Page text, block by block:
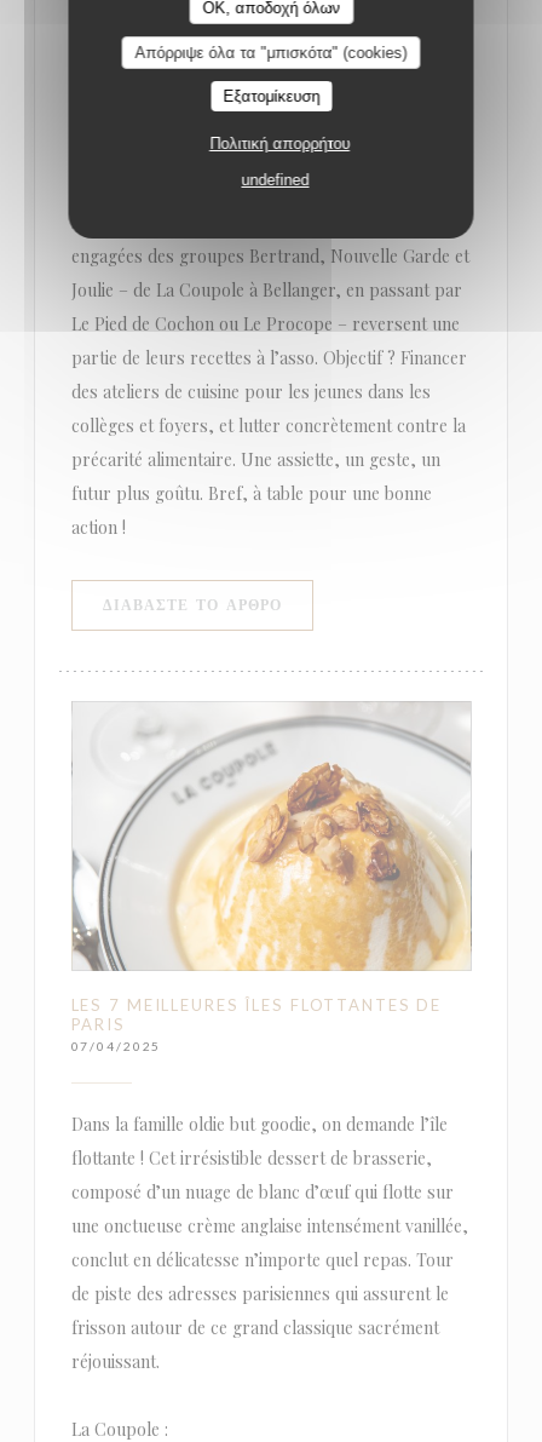
OK, αποδοχή όλων
Απόρριψε όλα τα "μπισκότα" (cookies)
Εξατομίκευση
Πολιτική απορρήτου
undefined
On se fait une bonne brasserie pour soutenir la
bonne cause
couvert pour une nouvelle édition de La Semaine
Solidaire : une opération qui allie bonne bouffe et
belle cause. Pendant une semaine, les brasseries
engagées des groupes Bertrand, Nouvelle Garde et
Joulie – de La Coupole à Bellanger, en passant par
Le Pied de Cochon ou Le Procope – reversent une
partie de leurs recettes à l’asso. Objectif ? Financer
des ateliers de cuisine pour les jeunes dans les
collèges et foyers, et lutter concrètement contre la
précarité alimentaire. Une assiette, un geste, un
futur plus goûtu. Bref, à table pour une bonne
action !
ΔΙΑΒΆΣΤΕ ΤΟ ΆΡΘΡΟ((ΑΝΟΊΓΕΙ ΣΕ ΝΈΟ
LES 7 MEILLEURES ÎLES FLOTTANTES DE
PARIS
07/04/2025
Dans la famille oldie but goodie, on demande l’île
flottante ! Cet irrésistible dessert de brasserie,
composé d’un nuage de blanc d’œuf qui flotte sur
une onctueuse crème anglaise intensément vanillée,
conclut en délicatesse n’importe quel repas. Tour
de piste des adresses parisiennes qui assurent le
frisson autour de ce grand classique sacrément
réjouissant.
La Coupole :